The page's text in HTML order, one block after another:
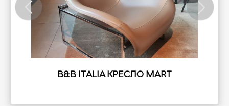
B&B ITALIA КРЕСЛО MART